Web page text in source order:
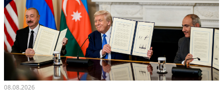
08.08.2026